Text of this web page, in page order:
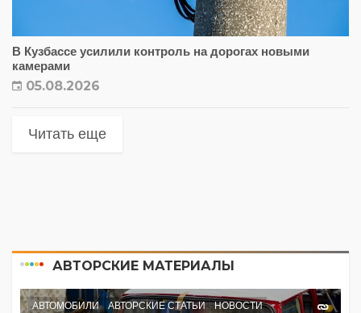
В Кузбассе усилили контроль на дорогах новыми
камерами
05.08.2026
Читать еще
АВТОРСКИЕ МАТЕРИАЛЫ
АВТОМОБИЛИ АВТОРСКИЕ СТАТЬИ НОВОСТИ